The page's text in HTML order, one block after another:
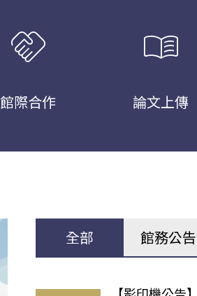
handshake
館際合作
menu_book
論文上傳
全部 館務公告